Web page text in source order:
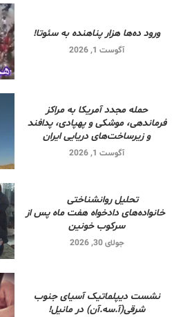
ورود ده‌ها هزار پناهنده به سئوتا!
آگوست 1, 2026
حمله مجدد آمریکا به مراکز
فرماندهی، موشکی و پهپادی، پدافند
و زیرساخت‌های دریایی ایران
آگوست 1, 2026
تحلیل روانشناختی
خانواده‌های دادخواه هفت ماه پس از
سرکوب خونین
جولای 30, 2026
نشست دیپلماتیک آسیای جنوب
شرقی‌(آ.سه.آن) در مانیل!